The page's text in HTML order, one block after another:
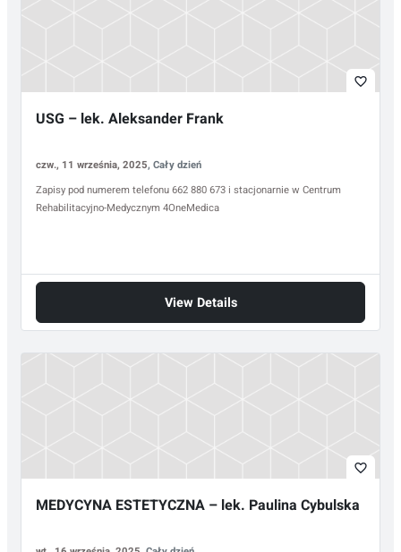
favorite_border
USG – lek. Aleksander Frank
czw., 11 września, 2025, Cały dzień
Zapisy pod numerem telefonu 662 880 673 i stacjonarnie w Centrum
Rehabilitacyjno-Medycznym 4OneMedica
View Details
favorite_border
MEDYCYNA ESTETYCZNA – lek. Paulina Cybulska